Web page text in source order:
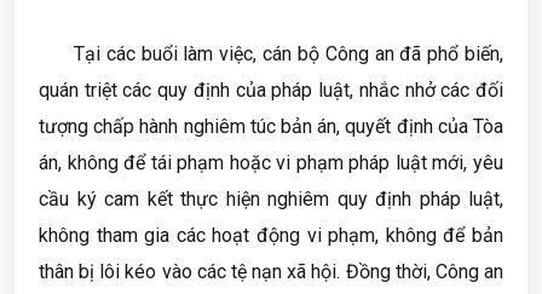
Tại các buổi làm việc, cán bộ Công an đã phổ biến,
quán triệt các quy định của pháp luật, nhắc nhở các đối
tượng chấp hành nghiêm túc bản án, quyết định của Tòa
án, không để tái phạm hoặc vi phạm pháp luật mới, yêu
cầu ký cam kết thực hiện nghiêm quy định pháp luật,
không tham gia các hoạt động vi phạm, không để bản
thân bị lôi kéo vào các tệ nạn xã hội. Đồng thời, Công an